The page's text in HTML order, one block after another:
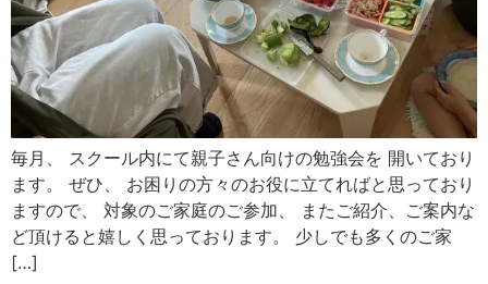
毎月、 スクール内にて親子さん向けの勉強会を 開いており
ます。 ぜひ、 お困りの方々のお役に立てればと思っており
ますので、 対象のご家庭のご参加、 またご紹介、ご案内な
ど頂けると嬉しく思っております。 少しでも多くのご家
[…]